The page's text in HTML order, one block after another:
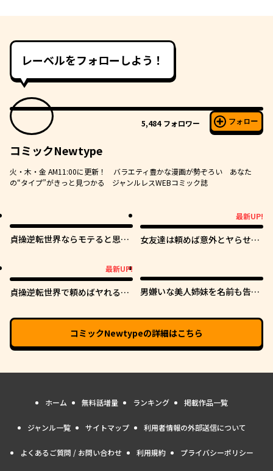
レーベルをフォローしよう！
5,484 フォロワー フォロー
コミックNewtype
火・木・金 AM11:00に更新！ バラエティ豊かな漫画が勢ぞろい あなた
の“タイプ”がきっと見つかる ジャンルレスWEBコミック誌
貞操逆転世界ならモテると思っ
最新UP!
女友達は頼めば意外とヤらせて
最新UP!
貞操逆転世界で頼めばヤれると
男嫌いな美人姉妹を名前も告げ
コミックNewtypeの詳細はこちら
ホーム 無料話増量 ランキング 掲載作品一覧
ジャンル一覧 サイトマップ 利用者情報の外部送信について
よくあるご質問 / お問い合わせ 利用規約 プライバシーポリシー